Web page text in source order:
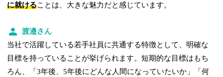
に就けることは、大きな魅力だと感じています。
渡邉さん
当社で活躍している若手社員に共通する特徴として、明確な
目標を持っていることが挙げられます。短期的な目標はもち
ろん、「3年後、5年後にどんな人間になっていたいか」「何